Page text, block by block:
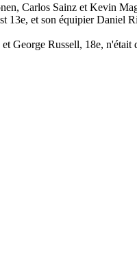
Carlos Sainz et Kevin
13e, et son équipier Daniel
George Russell, 18e, n'était